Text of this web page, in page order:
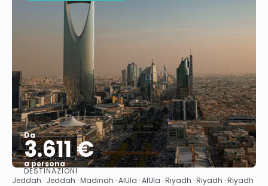
Da
3.611 €
a persona
Vedere
DESTINAZIONI
Jeddah · Jeddah · Madinah · AlUla · AlUla · Riyadh · Riyadh · Riyadh